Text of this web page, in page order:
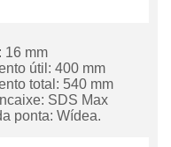
16 mm
útil: 400 mm
total: 540 mm
SDS Max
ponta: Wídea.